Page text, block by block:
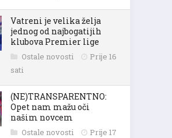
Vatreni je velika želja
jednog od najbogatijih
klubova Premier lige
Ostale novosti
Prije 16
sati
(NE)TRANSPARENTNO:
Opet nam mažu oči
našim novcem
Ostale novosti
Prije 17